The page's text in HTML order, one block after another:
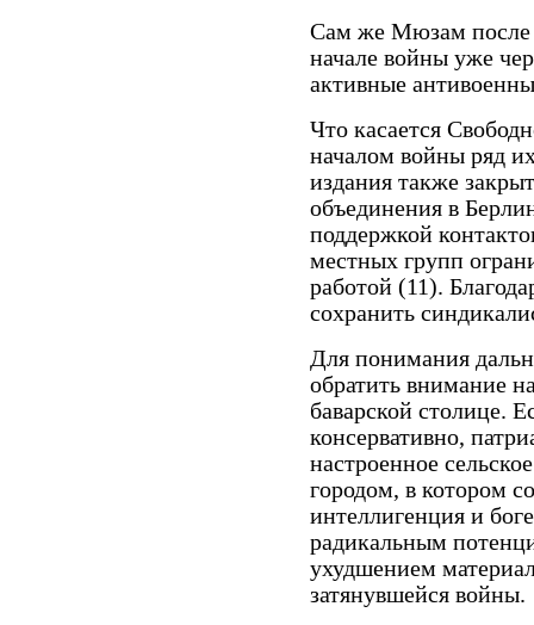
Сам же Мюзам после
начале войны уже
активные
Что касается
началом войны ряд
издания также
объединения в
поддержкой
местных групп
работой (11).
сохранить
Для понимания
обратить внимание
баварской столице.
консервативно,
настроенное
городом, в котором
интеллигенция и
радикальным
ухудшением
затянувшейся войны.